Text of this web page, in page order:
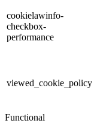
cookielawinfo-
checkbox-
performance
viewed_cookie_policy
Functional